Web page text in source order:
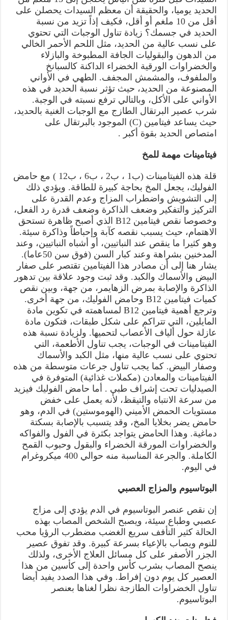
الحديد يوميا، والحقيقة أن معظم السيدات يحصلن على
أقل من 10 ملغم أو أقل، فكيف إذاً تزيد من نسبة
الحديد في جسمك؟ زيادة تناول الوجبات التي تحتوي
على نسب عالية من الحديد، مثل اللحم الأحمر الخالي
من الدهون والبقوليات الجافة المطبوخة والبازلاء
والخضراوات الورقية الخضراء الداكنة كالسبانخ
والملفوف، والمشمش المجفف. الطهي في الأواني
المصنوعة من الحديد، حيث تؤثر نسبة الحديد في هذه
الأواني على الأكل، وبالتالي ترفع نسبته في الوجبة.
شرب عصير البرتقال الطازج مع الوجبات الغنية بالحديد،
حيث يساعد فيتامين (C) الموجود بالبرتقال على
امتصاص الحديد بقوة أكبر .
فيتامينات مهمة للمخ
قلة هذه الفيتامينات (ب1 ، ب2 ، ب6 ، ب12 ) مع حامض
الفوليك، يجعل المخ بحاجة كبيرة للطاقة. ويؤدي ذلك
إلى التشويش واضطراب المزاج وعدم القدرة على
التركيز والتفكير وضعف الذاكرة وضعف قدرة رد الفعل،
وخصوصا نقص فيتامين B12 الذي أصبح ظاهرة تستحق
الاهتمام، حيث يسبب نقصه كآبة وإحباطاً وذاكرة سيئة.
وهو كثيرا ما ينقص عند النباتيين، أو أشباه النباتيين، وعند
المدخنين بشراهة وعند كبار السن (فوق سن 50عاما).
يشار هنا إلى أن مصادر هذا الفيتامين تقتصر على صفار
البيض والأسماك والكبد. وقد ثبت وجود علاقة بين تدهور
الذاكرة والإصابة بمرض الزهايمر، من جهة، وبين نقص
كميات فيتامين B12 وحامض الفوليك، من جهة أخرى.
وترجع أهمية فيتامين B12 لمساهمته في تكوين مادة
المايلين، التي تتراكم على شكل طبقات، فتكون مادة
عازلة حول ألياف الأعصاب لتحميها. ولزيادة نسبة هذه
الفيتامينات في الوجبات، يجب تناول الأطعمة، التي
تحتوي على نسب عالية منها، مثل الكبد والأسماك
وصفار البيض. كما يجب تناول جرعات متوسطة من هذه
الفيتامينات والمعادن (مكملات غذائية) المتوفرة في
الصيدليات تحت إشراف طبي . أما حامض الفوليك فيزيد
من سرعة الانتباه والتيقظ، لأنه يعمل على خفض
مستويات الحمض الأميني (الهوموستين) في الدم، وهو
حامض يضر بخلايا المخ، وقد يتسبب بالإصابة بسكتة
دماغية. وهذا الحامض يتواجد بكثرة في الفول والفواكه
والخضراوات المورقة الخضراء والبقول وحبوب القمح
الكاملة. والجرعة المناسبة منه حوالي 400 ميكروغرام
في اليوم.
البوتاسيوم والمزاج العصبي
إن نقص عنصر البوتاسيوم في الدم يؤدي إلى مزاج
عصبي وطباع سيئة، ويصبح الشخص المصاب بهذه
الحالة كثير التأفف سريع الغضب مضطرب الرؤيا محب
للنوم ويصاب بالإعياء بسرعة كبيرة. وقد تفوق عصير
الجزر الأصفر على كل مسائل العلاج الأخرى، ولذلك
ينصح المصاب بشرب كأس واحدة إلى كأسين من هذا
العصير كل يوم دون إفراط. وفي هذا الصدد يفيد أيضا
تناول الخضراوات الطازجة نظرا لغناها بعنصر
البوتاسيوم.